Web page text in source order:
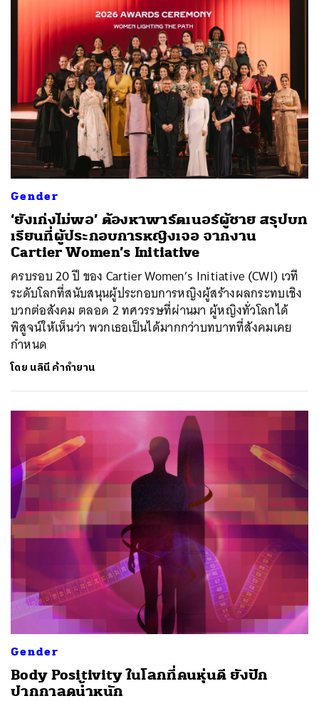
Gender
‘ยังเก่งไม่พอ’ ต้องหาพาร์ตเนอร์ผู้ชาย สรุปบท
เรียนที่ผู้ประกอบการหญิงเจอ จากงาน
Cartier Women’s Initiative
ครบรอบ 20 ปี ของ Cartier Women’s Initiative (CWI) เวที
ระดับโลกที่สนับสนุนผู้ประกอบการหญิงผู้สร้างผลกระทบเชิง
บวกต่อสังคม ตลอด 2 ทศวรรษที่ผ่านมา ผู้หญิงทั่วโลกได้
พิสูจน์ให้เห็นว่า พวกเธอเป็นได้มากกว่าบทบาทที่สังคมเคย
กำหนด
โดย นลินี ค้ากำยาน
Gender
Body Positivity ในโลกที่คนหุ่นดี ยังปัก
ปากกาลดน้ำหนัก